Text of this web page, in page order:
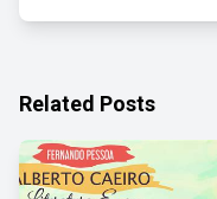
Related Posts